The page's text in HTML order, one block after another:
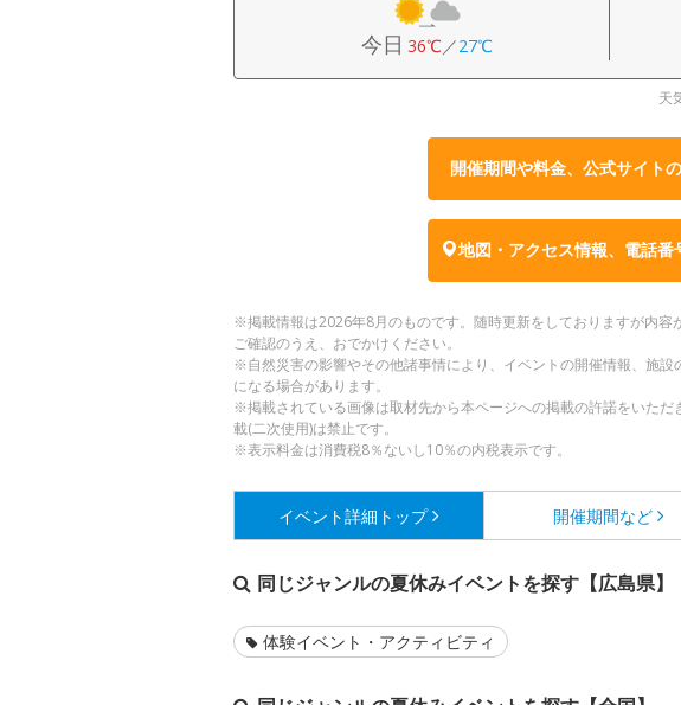
今日 36℃／27℃
天
開催期間や料金、公式サイトの
地図・アクセス情報、電話番
※掲載情報は2026年8月のものです。随時更新をしておりますが内容
ご確認のうえ、おでかけください。
※自然災害の影響やその他諸事情により、イベントの開催情報、施
になる場合があります。
※掲載されている画像は取材先から本ページへの掲載の許諾をいた
載(二次使用)は禁止です。
※表示料金は消費税8％ないし10％の内税表示です。
イベント詳細 トップ 開催期間など
同じジャンルの夏休みイベントを探す【広島県】
体験イベント・アクティビティ